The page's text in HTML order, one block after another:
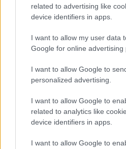
related to advertising like
device identifiers in apps.
I want to allow my user data
Google for online advertising
I want to allow Google to
personalized advertising.
I want to allow Google to
related to analytics like
device identifiers in apps.
I want to allow Google to
Öt gyereket neveltek fel
mutatja meg férjét Ungár